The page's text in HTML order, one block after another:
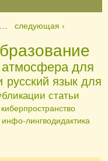
следующая ›
атмосфера для
русский язык для
статьи
киберпространство
инфо-лингводидактика